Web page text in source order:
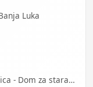
Luka
Starački dom Zenica - Dom za stare Zenica - Dom za stara lica Zenica